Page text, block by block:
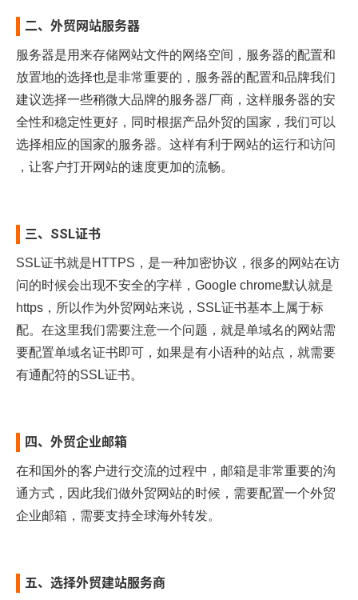
二、外贸网站服务器
服务器是用来存储网站文件的网络空间，服务器的配置和
放置地的选择也是非常重要的，服务器的配置和品牌我们
建议选择一些稍微大品牌的服务器厂商，这样服务器的安
全性和稳定性更好，同时根据产品外贸的国家，我们可以
选择相应的国家的服务器。这样有利于网站的运行和访问
，让客户打开网站的速度更加的流畅。
三、SSL证书
SSL证书就是HTTPS，是一种加密协议，很多的网站在访
问的时候会出现不安全的字样，Google chrome默认就是
https，所以作为外贸网站来说，SSL证书基本上属于标
配。在这里我们需要注意一个问题，就是单域名的网站需
要配置单域名证书即可，如果是有小语种的站点，就需要
有通配符的SSL证书。
四、外贸企业邮箱
在和国外的客户进行交流的过程中，邮箱是非常重要的沟
通方式，因此我们做外贸网站的时候，需要配置一个外贸
企业邮箱，需要支持全球海外转发。
五、选择外贸建站服务商